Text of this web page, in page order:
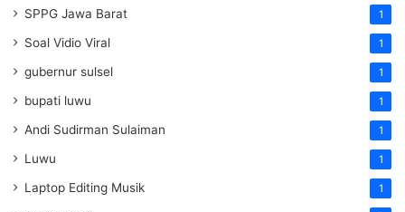
SPPG Jawa Barat 1
Soal Vidio Viral 1
gubernur sulsel 1
bupati luwu 1
Andi Sudirman Sulaiman 1
Luwu 1
Laptop Editing Musik 1